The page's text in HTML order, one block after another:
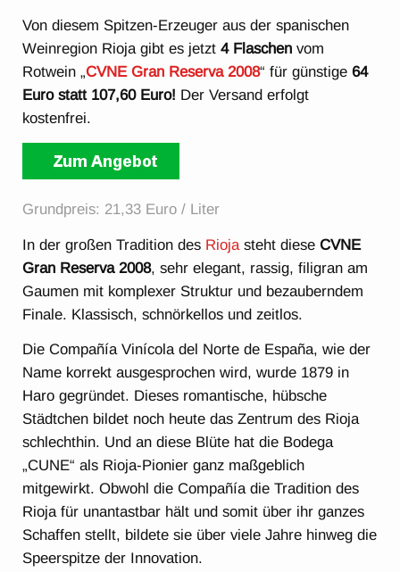
Von diesem Spitzen-Erzeuger aus der spanischen
Weinregion Rioja gibt es jetzt4 Flaschen vom
Rotwein „CVNE Gran Reserva 2008“ für günstige64
Euro statt 107,60 Euro! Der Versand erfolgt
kostenfrei.
Grundpreis: 21,33 Euro / Liter
In der großen Tradition des Rioja steht dieseCVNE
Gran Reserva 2008, sehr elegant, rassig, filigran am
Gaumen mit komplexer Struktur und bezauberndem
Finale. Klassisch, schnörkellos und zeitlos.
Die Compañía Vinícola del Norte de España, wie der
Name korrekt ausgesprochen wird, wurde 1879 in
Haro gegründet. Dieses romantische, hübsche
Städtchen bildet noch heute das Zentrum des Rioja
schlechthin. Und an diese Blüte hat die Bodega
„CUNE“ als Rioja-Pionier ganz maßgeblich
mitgewirkt. Obwohl die Compañía die Tradition des
Rioja für unantastbar hält und somit über ihr ganzes
Schaffen stellt, bildete sie über viele Jahre hinweg die
Speerspitze der Innovation.